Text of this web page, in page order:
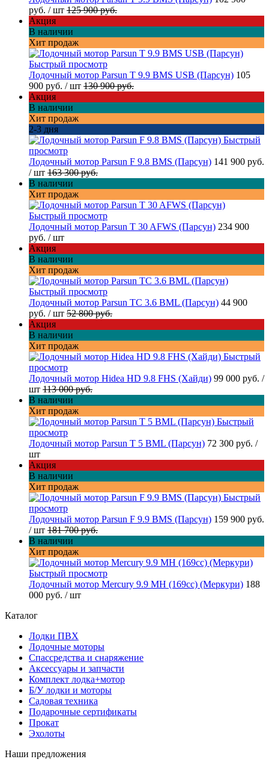
руб. / шт 125 900 руб.
Акция
В наличии
Хит продаж
Быстрый просмотр
Лодочный мотор Parsun T 9.9 BMS USB (Парсун) 105
900 руб. / шт 130 900 руб.
Акция
В наличии
Хит продаж
2-3 дня
Быстрый
просмотр
Лодочный мотор Parsun F 9.8 BMS (Парсун) 141 900 руб.
/ шт 163 300 руб.
В наличии
Хит продаж
Быстрый просмотр
Лодочный мотор Parsun T 30 AFWS (Парсун) 234 900
руб. / шт
Акция
В наличии
Хит продаж
Быстрый просмотр
Лодочный мотор Parsun TC 3.6 BML (Парсун) 44 900
руб. / шт 52 800 руб.
Акция
В наличии
Хит продаж
Быстрый
просмотр
Лодочный мотор Hidea HD 9.8 FHS (Хайди) 99 000 руб. /
шт 113 000 руб.
В наличии
Хит продаж
Быстрый
просмотр
Лодочный мотор Parsun T 5 BML (Парсун) 72 300 руб. /
шт
Акция
В наличии
Хит продаж
Быстрый
просмотр
Лодочный мотор Parsun F 9.9 BMS (Парсун) 159 900 руб.
/ шт 181 700 руб.
В наличии
Хит продаж
Быстрый просмотр
Лодочный мотор Mercury 9.9 MH (169cc) (Меркури) 188
000 руб. / шт
Каталог
Лодки ПВХ
Лодочные моторы
Спассредства и снаряжение
Аксессуары и запчасти
Комплект лодка+мотор
Б/У лодки и моторы
Садовая техника
Подарочные сертификаты
Прокат
Эхолоты
Наши предложения